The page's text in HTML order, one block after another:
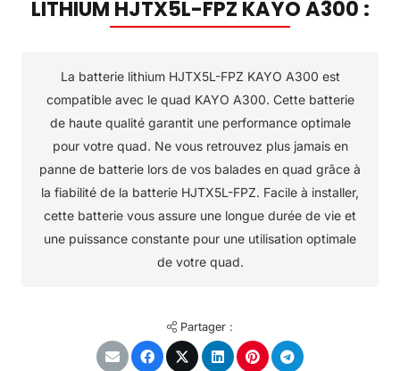
LITHIUM HJTX5L-FPZ KAYO A300 :
La batterie lithium HJTX5L-FPZ KAYO A300 est
compatible avec le quad KAYO A300. Cette batterie
de haute qualité garantit une performance optimale
pour votre quad. Ne vous retrouvez plus jamais en
panne de batterie lors de vos balades en quad grâce à
la fiabilité de la batterie HJTX5L-FPZ. Facile à installer,
cette batterie vous assure une longue durée de vie et
une puissance constante pour une utilisation optimale
de votre quad.
Partager :